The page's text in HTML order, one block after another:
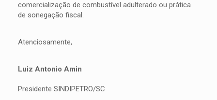
comercialização de combustível adulterado ou prática
de sonegação fiscal.
Atenciosamente,
Luiz Antonio Amin
Presidente SINDIPETRO/SC